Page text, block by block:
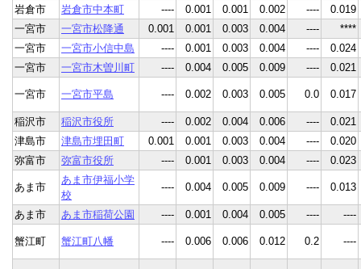
岩倉市
岩倉市中本町 ---- 0.001 0.001 0.002 ----
0.019
一宮市
一宮市松降通 0.001 0.001 0.003 0.004 ----
****
一宮市
一宮市小信中島 ---- 0.001 0.003 0.004 ----
0.024
一宮市
一宮市木曽川町 ---- 0.004 0.005 0.009 ---- 0.021
一宮市 一宮市平島 ---- 0.002 0.003 0.005 0.0 0.017
稲沢市 稲沢市役所 ---- 0.002 0.004 0.006 ----
0.021
津島市
津島市埋田町 0.001 0.001 0.003 0.004 ----
0.020
弥富市
弥富市役所 ---- 0.001 0.003 0.004 ---- 0.023
あま市
あま市伊福小学
校
---- 0.004 0.005 0.009 ---- 0.013
あま市 あま市稲荷公園 ---- 0.001 0.004 0.005 ---- ----
蟹江町 蟹江町八幡 ---- 0.006 0.006 0.012 0.2 ----